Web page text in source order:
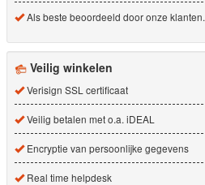
Als beste beoordeeld door onze klanten.
Veilig winkelen
Verisign SSL certificaat
Veilig betalen met o.a. iDEAL
Encryptie van persoonlijke gegevens
Real time helpdesk